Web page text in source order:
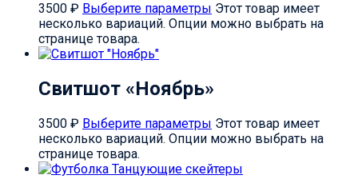
3500 ₽ Выберите параметры Этот товар имеет
несколько вариаций. Опции можно выбрать на
странице товара.
Свитшот «Ноябрь»
3500 ₽ Выберите параметры Этот товар имеет
несколько вариаций. Опции можно выбрать на
странице товара.